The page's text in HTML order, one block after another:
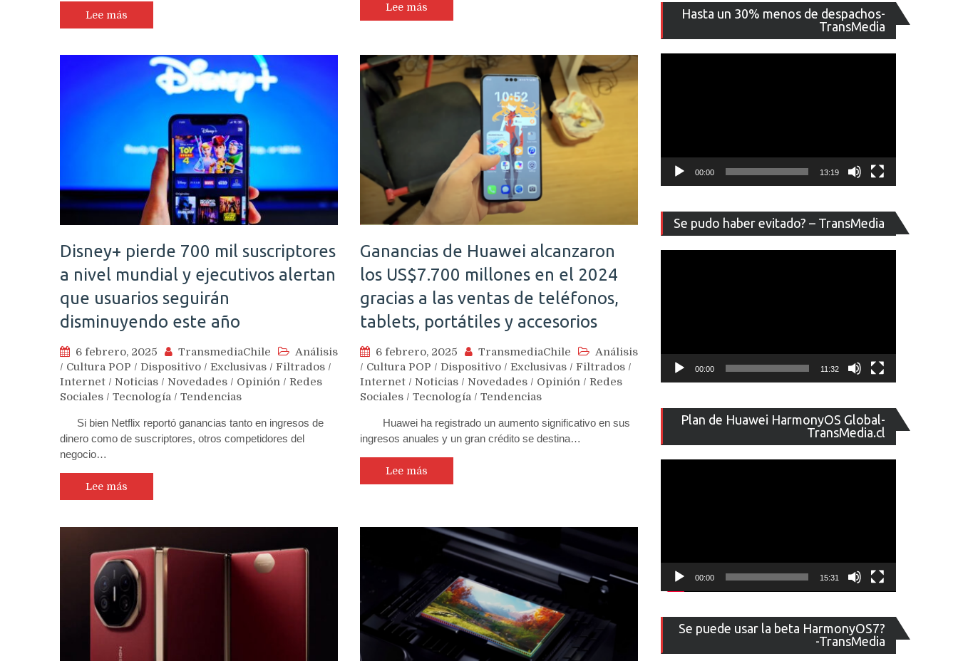
Lee más
Lee más
Disney+ pierde 700 mil suscriptores
a nivel mundial y ejecutivos alertan
que usuarios seguirán
disminuyendo este año
6 febrero, 2025 TransmediaChile
Análisis
/ Cultura POP / Dispositivo / Exclusivas / Filtrados /
Internet / Noticias / Novedades / Opinión / Redes
Sociales / Tecnología / Tendencias
Si bien Netflix reportó ganancias tanto en ingresos de
dinero como de suscriptores, otros competidores del
negocio…
Lee más
Ganancias de Huawei alcanzaron
los US$7.700 millones en el 2024
gracias a las ventas de teléfonos,
tablets, portátiles y accesorios
6 febrero, 2025 TransmediaChile
Análisis
/ Cultura POP / Dispositivo / Exclusivas / Filtrados /
Internet / Noticias / Novedades / Opinión / Redes
Sociales / Tecnología / Tendencias
Huawei ha registrado un aumento significativo en sus
ingresos anuales y un gran crédito se destina…
Lee más
Hasta un 30% menos de despachos-
TransMedia
de
vídeo
00:00 13:19
Se pudo haber evitado? – TransMedia
de
vídeo
00:00 11:32
Plan de Huawei HarmonyOS Global-
TransMedia.cl
de
vídeo
00:00 15:31
Se puede usar la beta HarmonyOS7?
-TransMedia
de
vídeo